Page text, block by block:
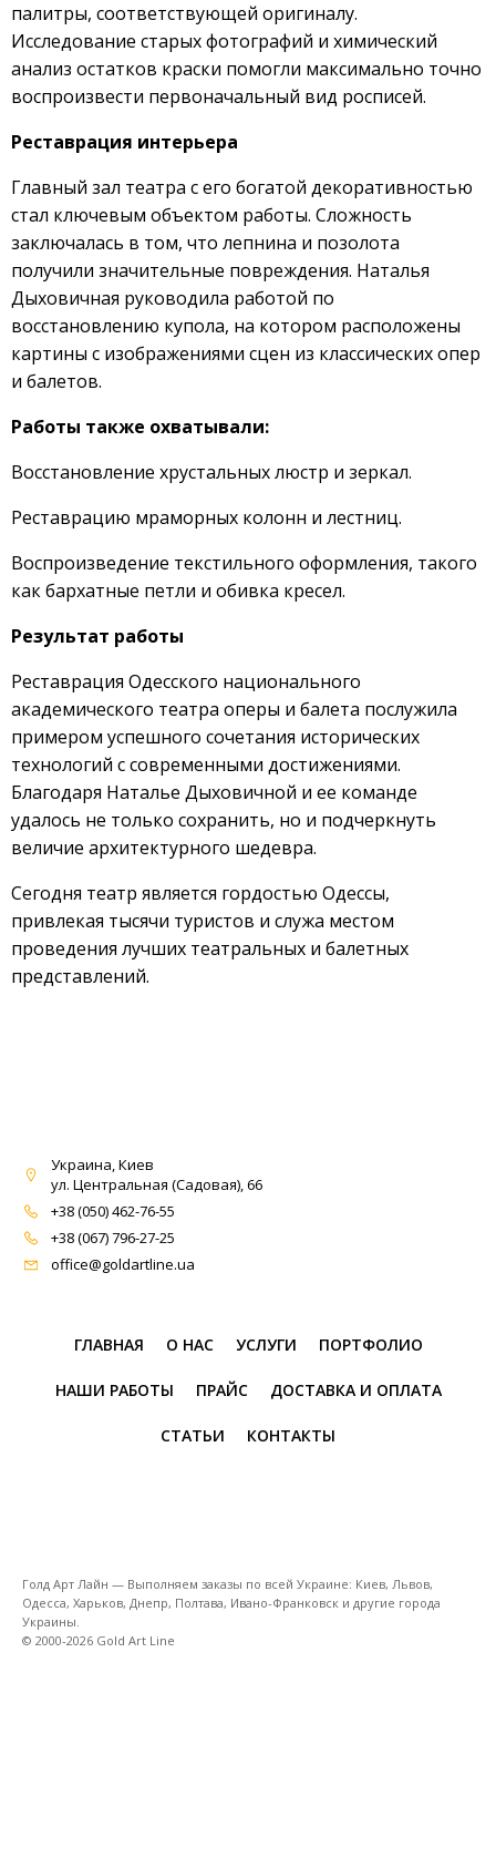
палитры, соответствующей оригиналу.
Исследование старых фотографий и химический
анализ остатков краски помогли максимально точно
воспроизвести первоначальный вид росписей.
Реставрация интерьера
Главный зал театра с его богатой декоративностью
стал ключевым объектом работы. Сложность
заключалась в том, что лепнина и позолота
получили значительные повреждения. Наталья
Дыховичная руководила работой по
восстановлению купола, на котором расположены
картины с изображениями сцен из классических опер
и балетов.
Работы также охватывали:
Восстановление хрустальных люстр и зеркал.
Реставрацию мраморных колонн и лестниц.
Воспроизведение текстильного оформления, такого
как бархатные петли и обивка кресел.
Результат работы
Реставрация Одесского национального
академического театра оперы и балета послужила
примером успешного сочетания исторических
технологий с современными достижениями.
Благодаря Наталье Дыховичной и ее команде
удалось не только сохранить, но и подчеркнуть
величие архитектурного шедевра.
Сегодня театр является гордостью Одессы,
привлекая тысячи туристов и служа местом
проведения лучших театральных и балетных
представлений.
Украина, Киев
ул. Центральная (Садовая), 66
+38 (050) 462-76-55
+38 (067) 796-27-25
office@goldartline.ua
ГЛАВНАЯ О НАС УСЛУГИ ПОРТФОЛИО
НАШИ РАБОТЫ ПРАЙС ДОСТАВКА И ОПЛАТА
СТАТЬИ КОНТАКТЫ
Голд Арт Лайн — Выполняем заказы по всей Украине: Киев, Львов,
Одесса, Харьков, Днепр, Полтава, Ивано-Франковск и другие города
Украины.
© 2000-2026 Gold Art Line